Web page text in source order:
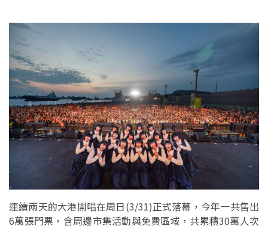
連續兩天的大港開唱在周日(3/31)正式落幕，今年一共售出
6萬張門票，含周邊市集活動與免費區域，共累積30萬人次